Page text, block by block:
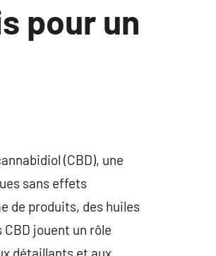
pour un
(CBD), une
sans effets
de produits, des huiles
jouent un rôle